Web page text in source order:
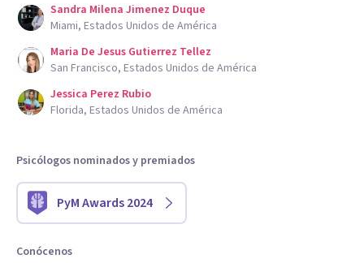
Sandra Milena Jimenez Duque
Miami, Estados Unidos de América
Maria De Jesus Gutierrez Tellez
San Francisco, Estados Unidos de América
Jessica Perez Rubio
Florida, Estados Unidos de América
Psicólogos nominados y premiados
PyM Awards 2024
Conócenos